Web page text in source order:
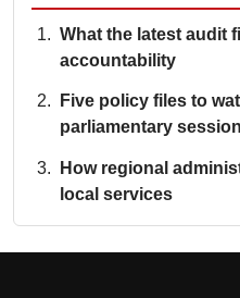
What the latest audit
accountability
Five policy files to
parliamentary session
How regional
local services